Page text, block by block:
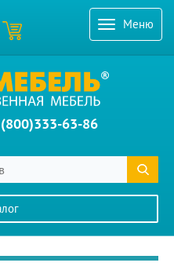
Меню
(800)333-63-86